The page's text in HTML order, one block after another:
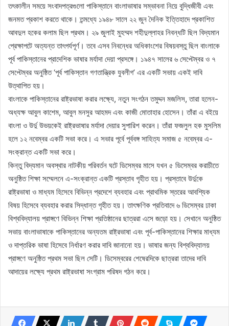
তৎকালীন সময়ে সংবাদপত্রগুলো পাকিস্তানে বাংলাভাষার সম্ভাবনা নিয়ে বুদ্ধিজীবী এবং
জনমত প্রকাশ করতে থাকে। তন্মধ্যে ১৯৪৮ সালে ২২ জুন দৈনিক ইত্তিহাদে প্রকাশিত
আবদুল হকের কলাম ছিল প্রথম। ২৯ জুলাই মুহম্মদ শহীদুল্লাহর নিবন্ধটি ছিল বিদ্যমান
প্রেক্ষাপটে অত্যন্ত তাৎপর্যপূর্ণ। তবে এসব নিবন্ধের অধিকাংশের বিষয়বস্তু ছিল বাংলাকে
পূর্ব পাকিস্তানের প্রাদেশিক ভাষার মর্যাদা দেয়া প্রসঙ্গে। ১৯৪৭ সালের ৬ সেপ্টেম্বর ও ৭
সেপ্টেম্বর অনুষ্ঠিত ‘পূর্ব পাকিস্তান গণতান্ত্রিক যুবলীগ’ এর একটি সভায় একই দাবি
উত্থাপিত হয়।
বাংলাকে পাকিস্তানের রাষ্ট্রভাষা করার লক্ষ্যে, নতুন সংগঠন তমুদ্দন মজলিস, তারা হলেন-
অধ্যক্ষ আবুল কাশেম, আবুল মনসুর আহমদ এবং কাজী মোতাহার হোসেন। তাঁরা এ বইয়ে
বাংলা ও উর্দু উভয়কেই রাষ্ট্রভাষার মর্যাদা দেয়ার সুপারিশ করেন। তাঁরা ফজলুল হক মুসলিম
হলে ১২ নবেম্বর একটি সভা করে। এ সভার পূর্বে পূর্ববঙ্গ সাহিত্য সমাজ ৫ নবেম্বর এ-
সংক্রান্ত একটি সভা করে।
কিন্তু বিদ্যমান অবস্থার নাটকীয় পরিবর্তন ঘটে ডিসেম্বর মাসে যখন ৫ ডিসেম্বর করাচীতে
অনুষ্ঠিত শিক্ষা সম্মেলনে এ-সংক্রান্ত একটি প্রস্তাব গৃহীত হয়। প্রস্তাবে উর্দুকে
রাষ্ট্রভাষা ও মাধ্যম হিসেবে বিভিন্ন প্রদেশে ব্যবহার এবং প্রাথমিক স্তরের আবশ্যিক
বিষয় হিসেবে ব্যবহার করার সিদ্ধান্ত গৃহীত হয়। তাৎক্ষণিক প্রতিবাদে ৬ ডিসেম্বর ঢাকা
বিশ্ববিদ্যালয় প্রাঙ্গণে বিভিন্ন শিক্ষা প্রতিষ্ঠানের ছাত্ররা এসে জড়ো হয়। সেখানে অনুষ্ঠিত
সভায় বাংলাভাষাকে পাকিস্তানের অন্যতম রাষ্ট্রভাষা এবং পূর্ব-পাকিস্তানের শিক্ষার মাধ্যম
ও দাপ্তরিক ভাষা হিসেবে নির্ধারণ করার দাবি জানানো হয়। ভাষার জন্য বিশ্ববিদ্যালয়
প্রাঙ্গণে অনুষ্ঠিত প্রথম সভা ছিল সেটি। ডিসেম্বরের শেষেরদিকে ছাত্ররা তাদের দাবি
আদায়ের লক্ষ্যে প্রথম রাষ্ট্রভাষা সংগ্রাম পরিষদ গঠন করে।